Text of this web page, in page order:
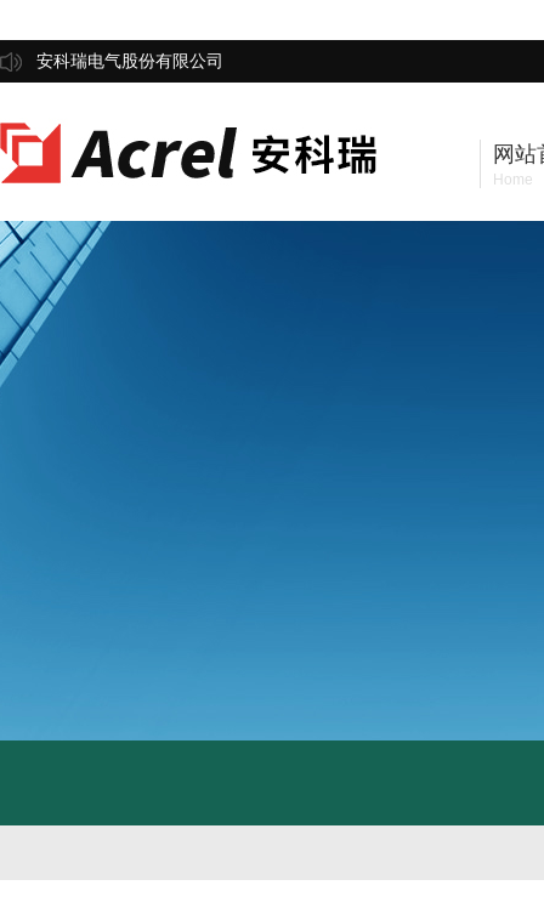
安科瑞电气股份有限公司
网站
Home